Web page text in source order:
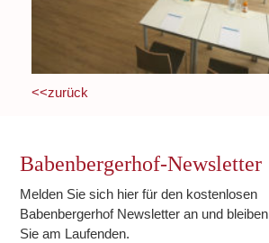
<<zurück
Babenbergerhof-Newsletter
Melden Sie sich hier für den kostenlosen
Babenbergerhof Newsletter an und bleiben
Sie am Laufenden.